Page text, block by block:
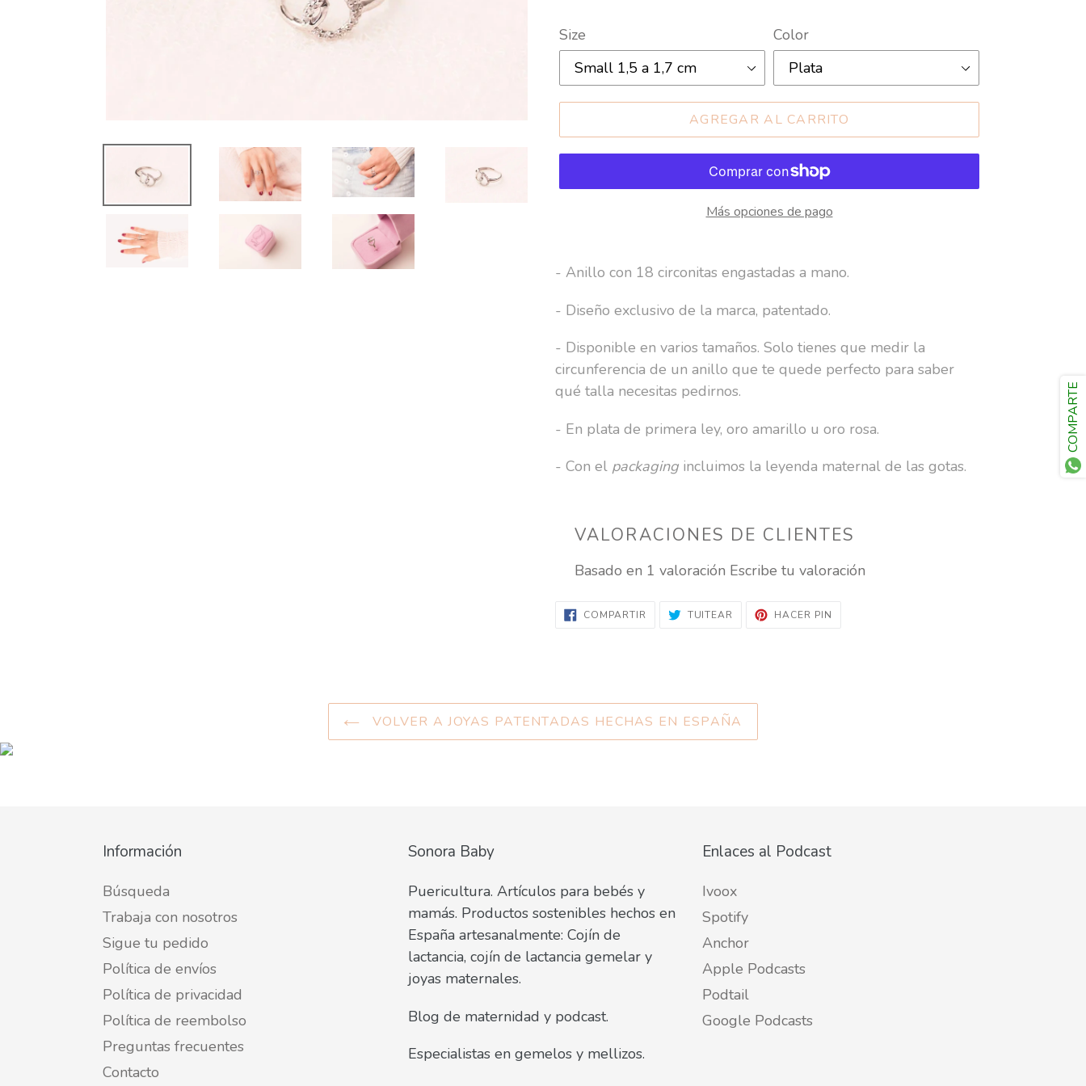
Size Color
AGREGAR AL CARRITO
Más opciones de pago
el
a
carrito
de
compra
- Anillo con 18 circonitas engastadas a mano.
- Diseño exclusivo de la marca, patentado.
- Disponible en varios tamaños. Solo tienes que medir la
circunferencia de un anillo que te quede perfecto para saber
qué talla necesitas pedirnos.
- En plata de primera ley, oro amarillo u oro rosa.
- Con el packaging incluimos la leyenda maternal de las gotas.
VALORACIONES DE CLIENTES
Basado en 1 valoración Escribe tu valoración
COMPARTIR COMPARTIR
EN
TUITEAR TUITEARHACER PIN
VOLVER A JOYAS PATENTADAS HECHAS EN ESPAÑA
Información
Búsqueda
Trabaja con nosotros
Sigue tu pedido
Política de envíos
Política de privacidad
Política de reembolso
Preguntas frecuentes
Contacto
Sonora Baby
Puericultura. Artículos para bebés y
mamás. Productos sostenibles hechos en
España artesanalmente: Cojín de
lactancia, cojín de lactancia gemelar y
joyas maternales.
Blog de maternidad y podcast.
Especialistas en gemelos y mellizos.
Enlaces al Podcast
Ivoox
Spotify
Anchor
Apple Podcasts
Podtail
Google Podcasts
COMPARTE